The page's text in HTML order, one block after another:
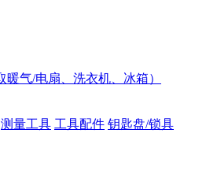
暖气/电扇、洗衣机、冰箱）
测量工具 工具配件 钥匙盘/锁具